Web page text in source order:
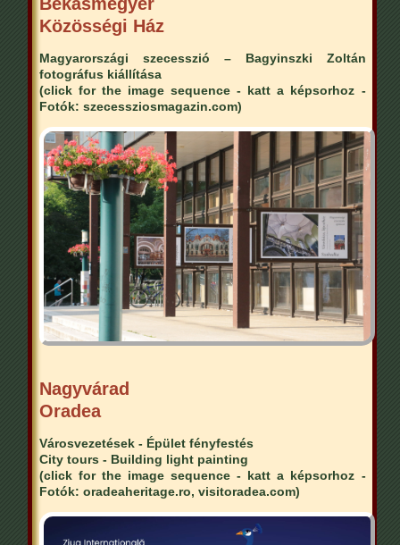
Közösségi Ház
Magyarországi szecesszió – Bagyinszki Zoltán
fotográfus kiállítása
(click for the image sequence - katt a képsorhoz -
Fotók: szecessziosmagazin.com)
Nagyvárad
Oradea
Városvezetések - Épület fényfestés
City tours - Building light painting
(click for the image sequence - katt a képsorhoz -
Fotók: oradeaheritage.ro, visitoradea.com)